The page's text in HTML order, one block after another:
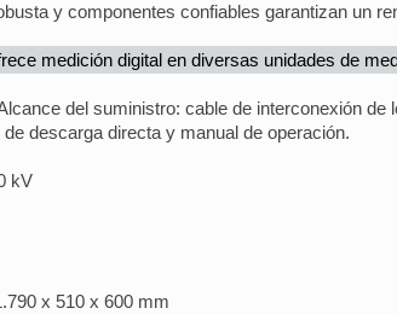
y componentes confiables garantizan un
medición digital en diversas unidades de
del suministro: cable de interconexión de
descarga directa y manual de operación.
kV
x 510 x 600 mm